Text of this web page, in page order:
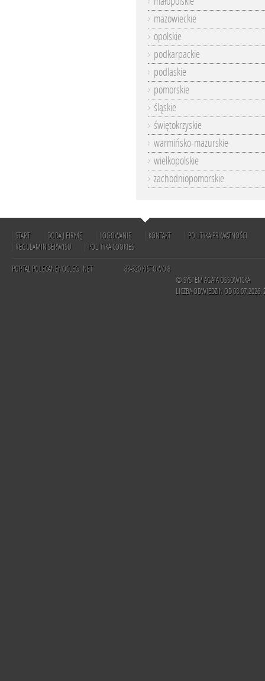
mazowieckie
opolskie
podkarpackie
podlaskie
pomorskie
śląskie
świętokrzyskie
warmińsko-mazurskie
wielkopolskie
zachodniopomorskie
START DODAJ FIRMĘ LOGOWANIE KONTAKT
POLITYKA PRYWATNOŚCI
REGULAMIN SERWISU
POLITYKA COOKIES
PORTAL POLECANENOCLEGI.NET
83-320 KISTOWO 8
© SYSTEM AGATA OSSOWICKA
LICZBA ODWIEDZIN OD 08.07.2026: